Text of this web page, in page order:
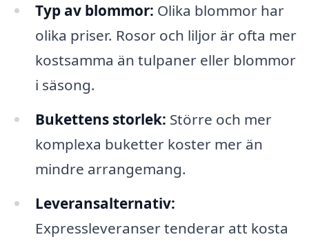
Typ av blommor: Olika blommor har
olika priser. Rosor och liljor är ofta mer
kostsamma än tulpaner eller blommor
i säsong.
Bukettens storlek: Större och mer
komplexa buketter koster mer än
mindre arrangemang.
Leveransalternativ:
Expressleveranser tenderar att kosta